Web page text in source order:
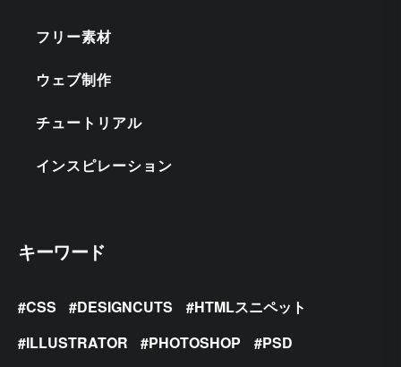
フリー素材
ウェブ制作
チュートリアル
インスピレーション
キーワード
CSS DESIGNCUTS
HTMLスニペット
ILLUSTRATOR
PHOTOSHOP
PSD